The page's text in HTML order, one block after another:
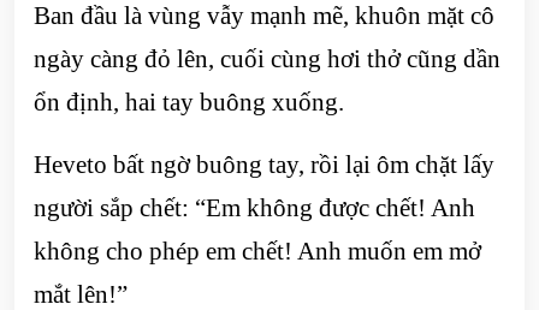
Ban đầu là vùng vẫy mạnh mẽ, khuôn mặt cô
ngày càng đỏ lên, cuối cùng hơi thở cũng dần
ổn định, hai tay buông xuống.
Heveto bất ngờ buông tay, rồi lại ôm chặt lấy
người sắp chết: “Em không được chết! Anh
không cho phép em chết! Anh muốn em mở
mắt lên!”